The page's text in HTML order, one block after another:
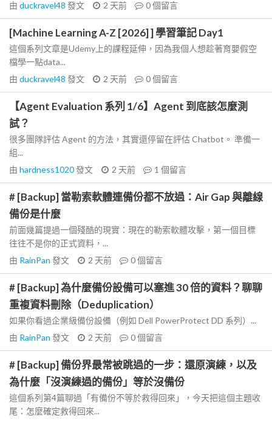
由 duckravel48 發文 2 天前 0個留言
[Machine Learning A-Z [2026] ] 學習筆記 Day1
這個系列文章是Udemy上的課程延伸，因為我個人想趁著育嬰假空
檔學一點data...
由 duckravel48 發文 2 天前 0個留言
【Agent Evaluation 系列 1/6】Agent 到底該怎麼測
試？
很多團隊評估 Agent 的方法，其實還停留在評估 Chatbot。 準備一
組...
由 hardness1020發文 2 天前 1 個留言
# [Backup] 當勒索軟體連備份都不放過：Air Gap 與離線
備份是什麼
前面幾篇提過一個殘酷的現實：現在的勒索軟體攻擊，第一個目標
往往不是你的正式資料，...
由 RainPan 發文 2 天前 0個留言
# [Backup] 為什麼備份設備可以塞進 30 倍的資料？聊聊
重複資料刪除（Deduplication）
如果你看過企業級備份設備（例如 Dell PowerProtect DD 系列）...
由 RainPan 發文 2 天前 0個留言
# [Backup] 備份界最常被跳過的一步：還原演練，以及
為什麼「沒演練過的備份」等於沒備份
這個系列第4篇聊過「有備份不等於救得回來」，今天把這個主題收
尾：怎麼確定救得回來...